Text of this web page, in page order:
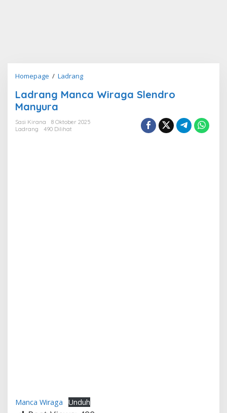
Homepage / LadrangLadrang
Wiraga
Ladrang Manca Wiraga Slendro
Manyura
Sasi Kirana
8 Oktober 2025
Ladrang
490 Dilihat
Manca Wiraga Unduh